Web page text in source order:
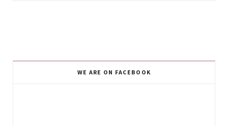
WE ARE ON FACEBOOK